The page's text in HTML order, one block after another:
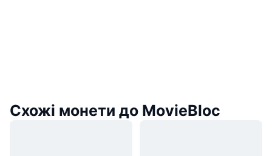
Схожі монети до MovieBloc